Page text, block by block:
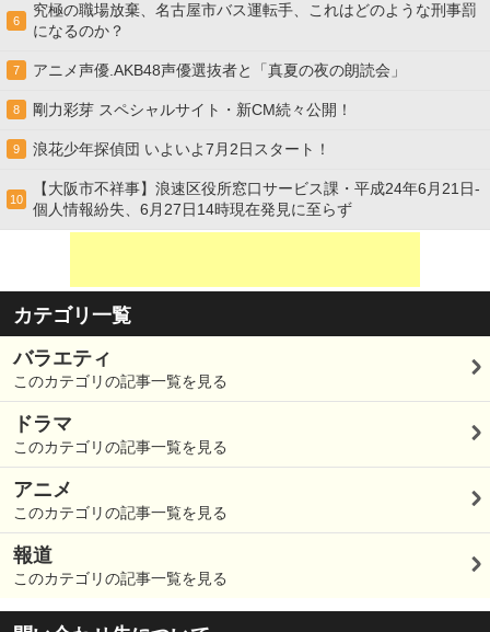
6
究極の職場放棄、名古屋市バス運転手、これはどのような刑事罰
になるのか？
7 アニメ声優.AKB48声優選抜者と「真夏の夜の朗読会」
8 剛力彩芽 スペシャルサイト・新CM続々公開！
9 浪花少年探偵団 いよいよ7月2日スタート！
10
【大阪市不祥事】浪速区役所窓口サービス課・平成24年6月21日-
個人情報紛失、6月27日14時現在発見に至らず
カテゴリ一覧
バラエティ
このカテゴリの記事一覧を見る
ドラマ
このカテゴリの記事一覧を見る
アニメ
このカテゴリの記事一覧を見る
報道
このカテゴリの記事一覧を見る